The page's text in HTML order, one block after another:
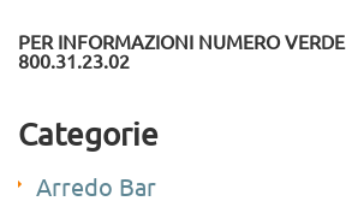
PER INFORMAZIONI NUMERO VERDE
800.31.23.02
Categorie
Arredo Bar